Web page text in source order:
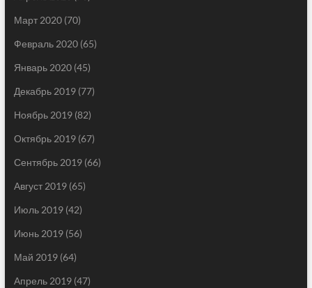
Март 2020(70)
Февраль 2020(65)
Январь 2020(45)
Декабрь 2019(77)
Ноябрь 2019(82)
Октябрь 2019(67)
Сентябрь 2019(66)
Август 2019(65)
Июль 2019(42)
Июнь 2019(56)
Май 2019(64)
Апрель 2019(47)